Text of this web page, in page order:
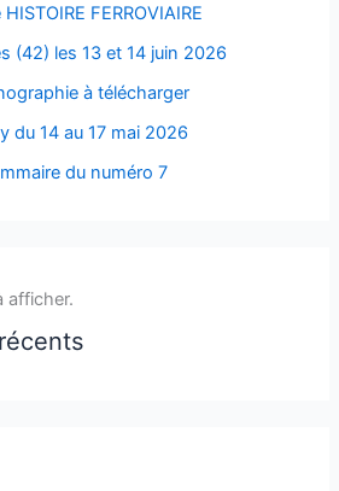
FERROVIAIRE
(42) les 13 et 14 juin 2026
à télécharger
du 14 au 17 mai 2026
du numéro 7
afficher.